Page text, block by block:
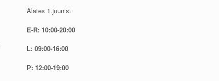
Alates 1.juunist
E-R: 10:00-20:00
L: 09:00-16:00
P: 12:00-19:00